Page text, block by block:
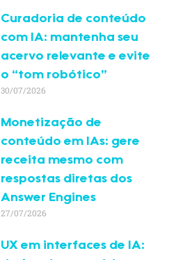
Curadoria de conteúdo
com IA: mantenha seu
acervo relevante e evite
o “tom robótico”
30/07/2026
Monetização de
conteúdo em IAs: gere
receita mesmo com
respostas diretas dos
Answer Engines
27/07/2026
UX em interfaces de IA: